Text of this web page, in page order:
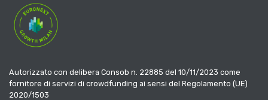
Autorizzato con delibera Consob n. 22885 del 10/11/2023 come
fornitore di servizi di crowdfunding ai sensi del Regolamento (UE)
2020/1503